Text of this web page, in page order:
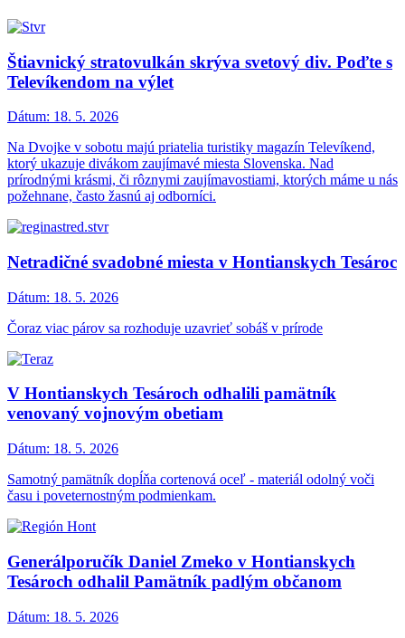
Štiavnický stratovulkán skrýva svetový div. Poďte s
Televíkendom na výlet
Dátum: 18. 5. 2026
Na Dvojke v sobotu majú priatelia turistiky magazín Televíkend,
ktorý ukazuje divákom zaujímavé miesta Slovenska. Nad
prírodnými krásmi, či rôznymi zaujímavostiami, ktorých máme u nás
požehnane, často žasnú aj odborníci.
Netradičné svadobné miesta v Hontianskych Tesároc
Dátum: 18. 5. 2026
Čoraz viac párov sa rozhoduje uzavrieť sobáš v prírode
V Hontianskych Tesároch odhalili pamätník
venovaný vojnovým obetiam
Dátum: 18. 5. 2026
Samotný pamätník dopĺňa cortenová oceľ - materiál odolný voči
času i poveternostným podmienkam.
Generálporučík Daniel Zmeko v Hontianskych
Tesároch odhalil Pamätník padlým občanom
Dátum: 18. 5. 2026